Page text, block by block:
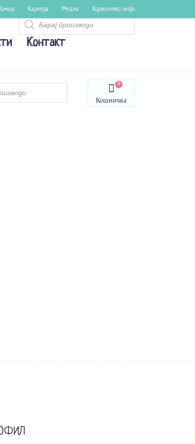
Кариера Медиа Корисничко инфо
Контакт
Кошничка
0
Products
search